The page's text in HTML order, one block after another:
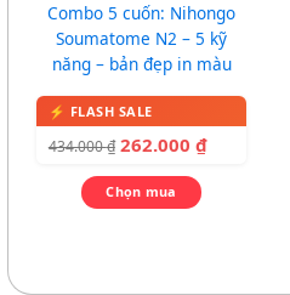
Combo 5 cuốn: Nihongo
Soumatome N2 – 5 kỹ
năng – bản đẹp in màu
434.000₫ 262.000 ₫
Chọn mua